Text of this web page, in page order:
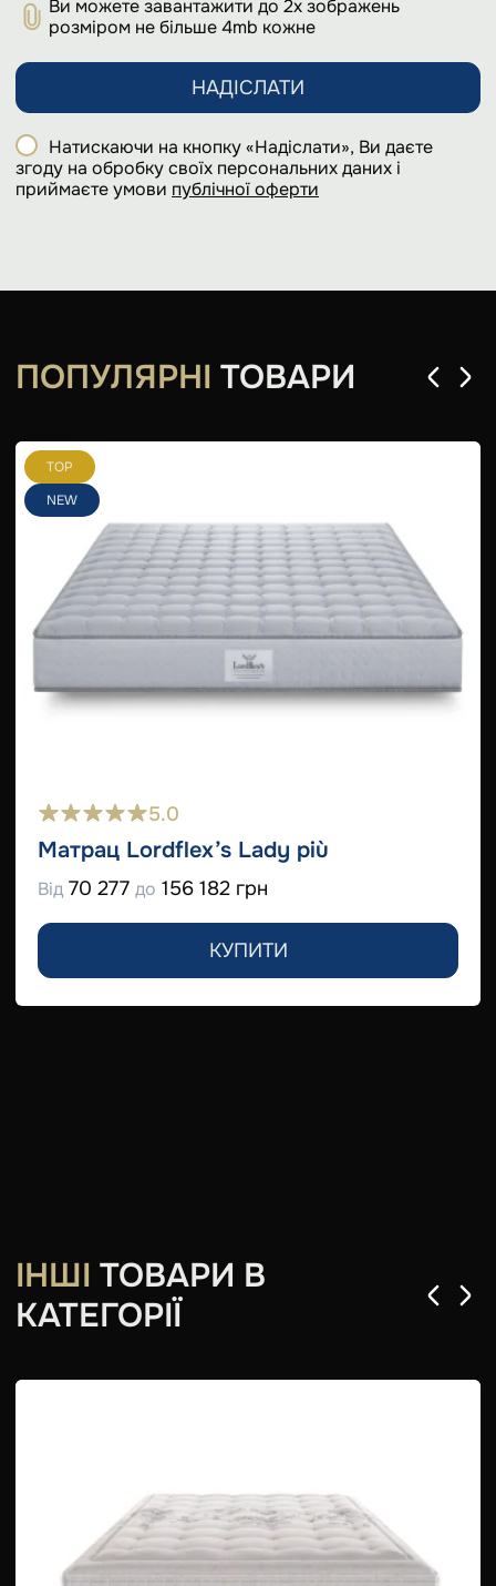
Ви можете завантажити до 2х зображень
розміром не більше 4mb кожне
НАДІСЛАТИ
Натискаючи на кнопку «Надіслати», Ви даєте
згоду на обробку своїх персональних даних і
приймаєте умови публічної оферти
ПОПУЛЯРНІ ТОВАРИ
TOP
NEW
5.0
Матрац Lordflex’s Lady più
Від 70 277 до 156 182 грн
КУПИТИ
ІНШІ ТОВАРИ В
КАТЕГОРІЇ